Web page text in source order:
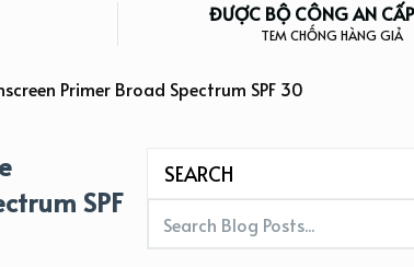
ĐƯỢC BỘ CÔNG AN CẤP
TEM CHỐNG HÀNG GIẢ
Primer Broad Spectrum SPF 30
SPF
SEARCH